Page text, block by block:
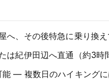
へ、その後特急に乗り換え
は紀伊田辺へ直通（約3時
— 複数日のハイキング